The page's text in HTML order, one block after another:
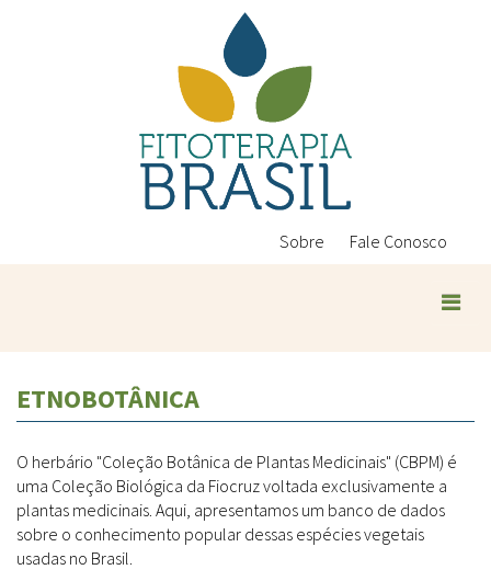
Sobre Fale Conosco
ETNOBOTÂNICA
O herbário "Coleção Botânica de Plantas Medicinais" (CBPM) é
uma Coleção Biológica da Fiocruz voltada exclusivamente a
plantas medicinais. Aqui, apresentamos um banco de dados
sobre o conhecimento popular dessas espécies vegetais
usadas no Brasil.